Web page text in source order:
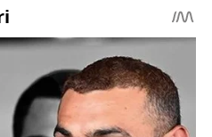
Okulu'ndan alıp